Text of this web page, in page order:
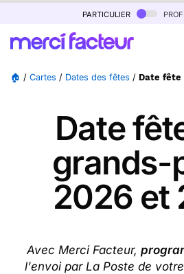
particulier
🏠 / Cartes / Dates des fêtes / Date fête
Date
grands-
2026 et
Avec Merci Facteur,
l'envoi par La Poste de votre